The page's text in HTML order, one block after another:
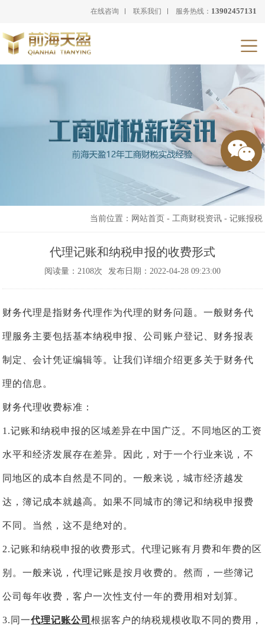
在线咨询 联系我们 服务热线： 13902457131
当前位置： 网站首页 - 工商财税资讯- 记账报税
代理记账和纳税申报的收费形式
阅读量：2108次 发布日期：2022-04-28 09:23:00
财务代理是指财务代理作为代理的财务问题。一般财务代
理服务主要包括基本纳税申报、公司账户登记、财务报表
制定、会计凭证编辑等。让我们详细介绍更多关于财务代
理的信息。
财务代理收费标准：
1.记账和纳税申报的区域差异在中国广泛。不同地区的工资
水平和经济发展存在差异。因此，对于一个行业来说，不
同地区的成本自然是不同的。一般来说，城市经济越发
达，簿记成本就越高。如果不同城市的簿记和纳税申报费
不同。当然，这不是绝对的。
2.记账和纳税申报的收费形式。代理记账有月费和年费的区
别。一般来说，代理记账是按月收费的。然而，一些簿记
公司每年收费，客户一次性支付一年的费用相对划算。
3.同一代理记账公司根据客户的纳税规模收取不同的费用，